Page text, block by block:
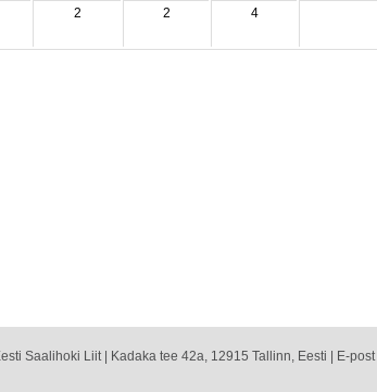
2 2 4
Saalihoki Liit | Kadaka tee 42a, 12915 Tallinn, Eesti | E-post